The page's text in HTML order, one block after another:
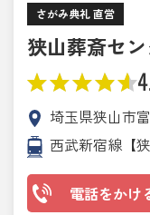
さがみ典礼 直営
狭山葬斎セ
埼玉県狭山市
西武新宿線【
電話をかけ